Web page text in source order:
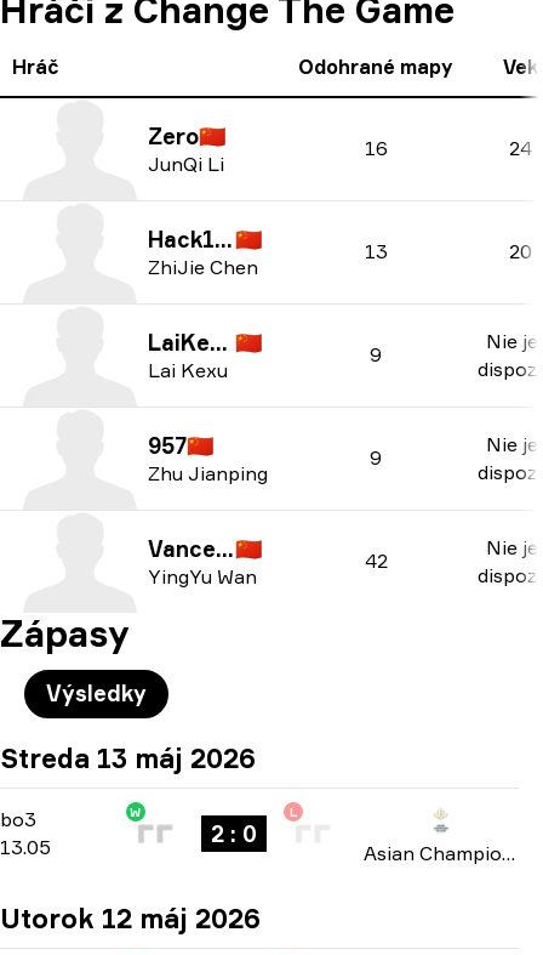
Hráči z Change The Game
Hráč Odohrané mapy Vek
Zero🇨🇳
JunQi Li
16 24
Hack1ng 🇨🇳
ZhiJie Chen
13 20
LaiKeXu 🇨🇳
Lai Kexu
9
Nie je
957🇨🇳
Zhu Jianping
9
Nie je
VanceKK 🇨🇳
YingYu Wan
42
Nie je
Zápasy
Výsledky
Streda 13 máj 2026
bo3 -bo3
13.05
W
2 : 0
L
Asian Champions League 2026
Utorok 12 máj 2026